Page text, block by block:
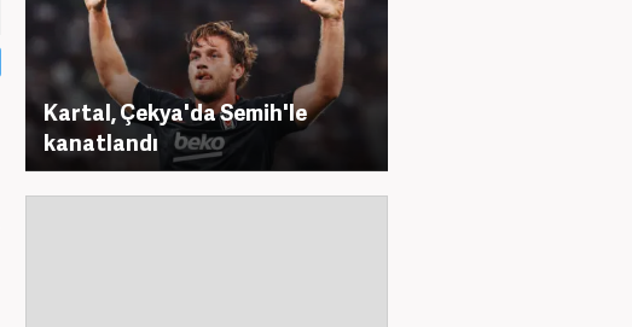
Kartal, Çekya'da Semih'le
kanatlandı